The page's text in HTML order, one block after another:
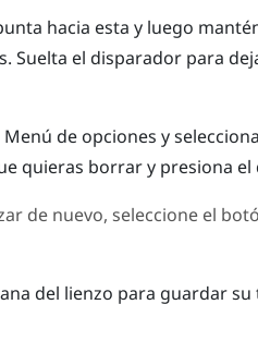
hacia esta y luego
Suelta el disparadorpara
Menú de opciones y
quieras borrar y presiona el
de nuevo, seleccione el
del lienzo para guardar su